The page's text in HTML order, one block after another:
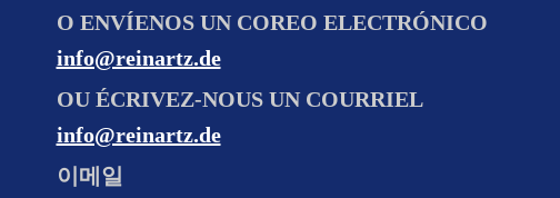
O ENVÍENOS UN COREO ELECTRÓNICO
info@reinartz.de
OU ÉCRIVEZ-NOUS UN COURRIEL
info@reinartz.de
이메일